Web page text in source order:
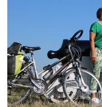
Previous